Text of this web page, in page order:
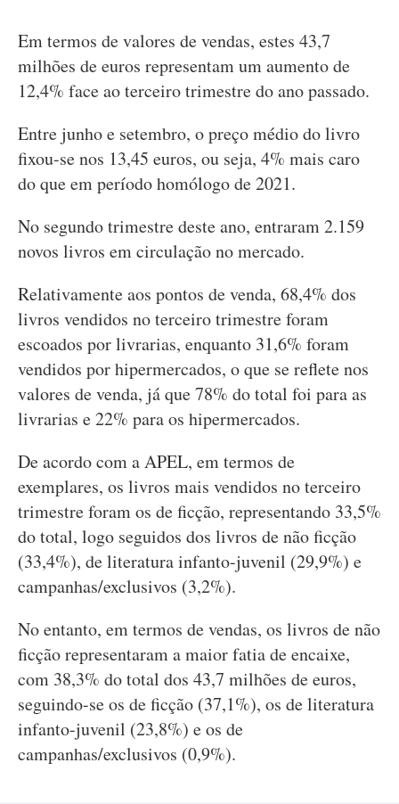
Em termos de valores de vendas, estes 43,7
milhões de euros representam um aumento de
12,4% face ao terceiro trimestre do ano passado.
Entre junho e setembro, o preço médio do livro
fixou-se nos 13,45 euros, ou seja, 4% mais caro
do que em período homólogo de 2021.
No segundo trimestre deste ano, entraram 2.159
novos livros em circulação no mercado.
Relativamente aos pontos de venda, 68,4% dos
livros vendidos no terceiro trimestre foram
escoados por livrarias, enquanto 31,6% foram
vendidos por hipermercados, o que se reflete nos
valores de venda, já que 78% do total foi para as
livrarias e 22% para os hipermercados.
De acordo com a APEL, em termos de
exemplares, os livros mais vendidos no terceiro
trimestre foram os de ficção, representando 33,5%
do total, logo seguidos dos livros de não ficção
(33,4%), de literatura infanto-juvenil (29,9%) e
campanhas/exclusivos (3,2%).
No entanto, em termos de vendas, os livros de não
ficção representaram a maior fatia de encaixe,
com 38,3% do total dos 43,7 milhões de euros,
seguindo-se os de ficção (37,1%), os de literatura
infanto-juvenil (23,8%) e os de
campanhas/exclusivos (0,9%).